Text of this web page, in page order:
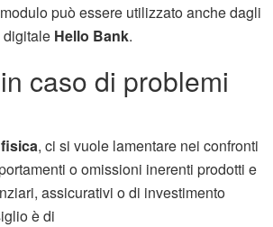
può essere utilizzato anche dagli
digitale Hello Bank.
caso di problemi
, ci si vuole lamentare nei confronti
o omissioni inerenti prodotti e
assicurativi o di investimento
è di